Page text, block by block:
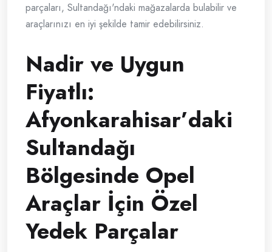
parçaları, Sultandağı'ndaki mağazalarda bulabilir ve
araçlarınızı en iyi şekilde tamir edebilirsiniz.
Nadir ve Uygun
Fiyatlı:
Afyonkarahisar’daki
Sultandağı
Bölgesinde Opel
Araçlar İçin Özel
Yedek Parçalar